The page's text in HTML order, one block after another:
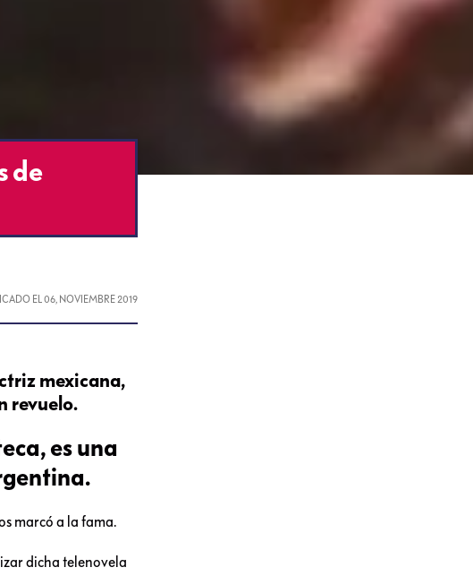
de
EL06, NOVIEMBRE 2019
mexicana,
revuelo.
es una
marcó a la fama.
dicha telenovela